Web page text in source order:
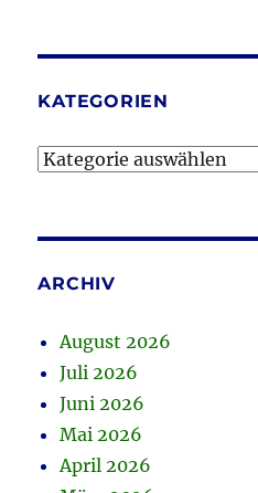
KATEGORIEN
Kategorien
ARCHIV
August 2026
Juli 2026
Juni 2026
Mai 2026
April 2026